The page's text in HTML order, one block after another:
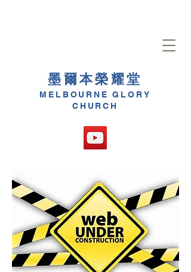
墨爾本榮耀堂
MELBOURNE GLORY
CHURCH